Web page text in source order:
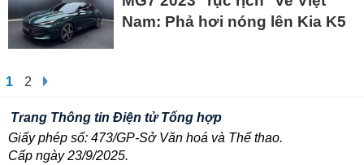
Nam: Phả hơi nóng lên Kia K5
1 2
Trang Thông tin Điện tử Tổng hợp
Giấy phép số: 473/GP-Sở Văn hoá và Thể thao.
Cấp ngày 23/9/2025.